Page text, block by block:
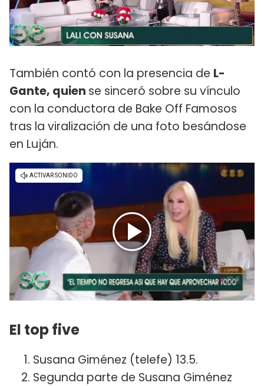
También contó con la presencia de L-
Gante, quien se sinceró sobre su vínculo
con la conductora de Bake Off Famosos
tras la viralización de una foto besándose
en Luján.
El top five
Susana Giménez (telefe) 13.5.
Segunda parte de Susana Giménez